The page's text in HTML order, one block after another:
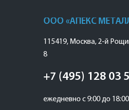
ООО «АПЕКС
115419, Москва, 2-й
8
+7 (495) 128 03
ежедневно с 9:00 до 18:00